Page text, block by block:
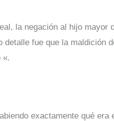
la negación al hijo
fue que la maldición
«.
exactamente qué